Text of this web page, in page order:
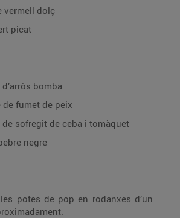
vermell dolç
picat
d’arròs bomba
de fumet de peix
de sofregit de ceba i tomàquet
negre
potes de pop en rodanxes d’un